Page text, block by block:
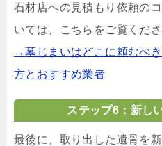
石材店への見積もり依頼の
いては、こちらをご覧くださ
→墓じまいはどこに頼むべ
方とおすすめ業者
ステップ6：新し
最後に、取り出した遺骨を